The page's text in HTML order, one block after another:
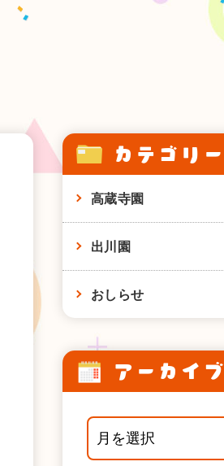
カテゴリー
高蔵寺園
出川園
おしらせ
アーカイブ